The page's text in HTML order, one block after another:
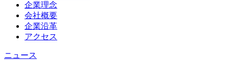
企業理念
会社概要
企業沿革
アクセス
ニュース